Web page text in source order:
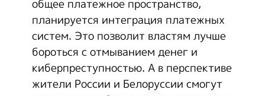
общее платежное пространство,
планируется интеграция платежных
систем. Это позволит властям лучше
бороться с отмыванием денег и
киберпреступностью. А в перспективе
жители России и Белоруссии смогут